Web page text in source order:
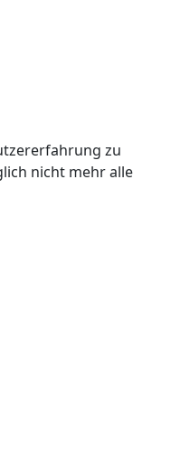
zu
nicht mehr alle